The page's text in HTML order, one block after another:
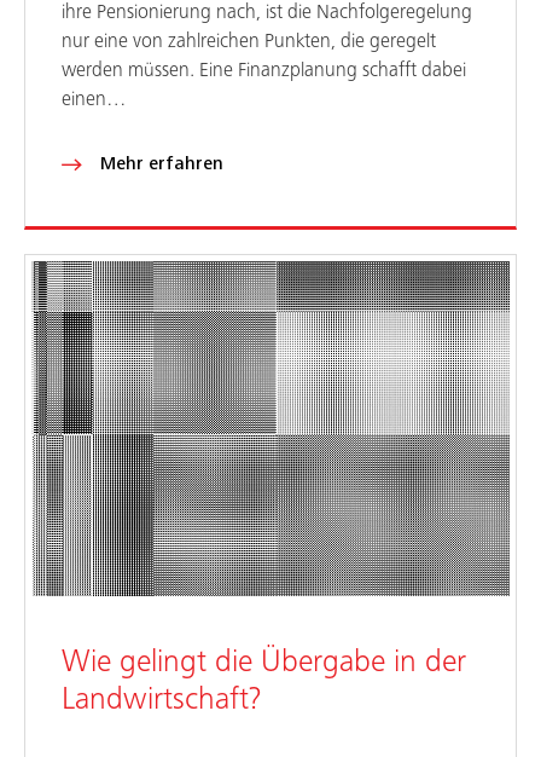
ihre Pensionierung nach, ist die Nachfolgeregelung
nur eine von zahlreichen Punkten, die geregelt
werden müssen. Eine Finanzplanung schafft dabei
einen…
Mehr erfahren
Wie gelingt die Übergabe in der
Landwirtschaft?